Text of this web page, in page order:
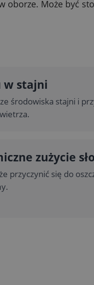
oborze. Może być
w stajni
środowiska stajni i
zużycie
przyczynić się do